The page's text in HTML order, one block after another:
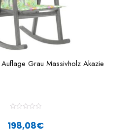
Auflage Grau Massivholz Akazie
198,08€